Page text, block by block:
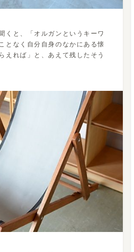
くと、「オルガンというキーワ
となく自分自身のなかにある懐
えれば」と、あえて残したそう